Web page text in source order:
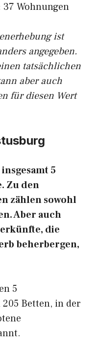
Wohnungen
ist
angegeben.
tatsächlichen
aber auch
für diesen Wert
5
Zu den
zählen sowohl
Aber auch
die
beherbergen,
5
Betten, in der